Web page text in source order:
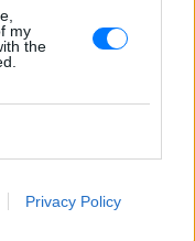
my
the
Privacy Policy
όνομα δεν είναι Αση:
πίσω από την
Μπήλιου που